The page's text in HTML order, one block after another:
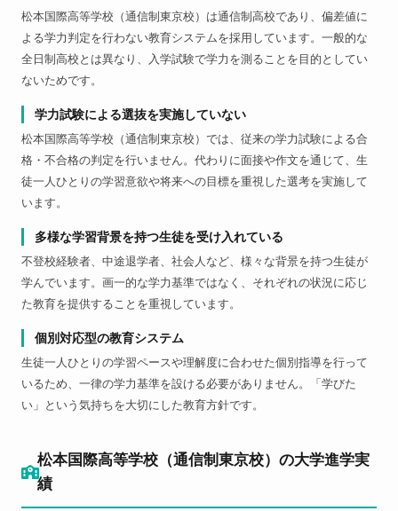
松本国際高等学校（通信制東京校）は通信制高校であり、偏差値に
よる学力判定を行わない教育システムを採用しています。一般的な
全日制高校とは異なり、入学試験で学力を測ることを目的としてい
ないためです。
学力試験による選抜を実施していない
松本国際高等学校（通信制東京校）では、従来の学力試験による合
格・不合格の判定を行いません。代わりに面接や作文を通じて、生
徒一人ひとりの学習意欲や将来への目標を重視した選考を実施して
います。
多様な学習背景を持つ生徒を受け入れている
不登校経験者、中途退学者、社会人など、様々な背景を持つ生徒が
学んでいます。画一的な学力基準ではなく、それぞれの状況に応じ
た教育を提供することを重視しています。
個別対応型の教育システム
生徒一人ひとりの学習ペースや理解度に合わせた個別指導を行って
いるため、一律の学力基準を設ける必要がありません。「学びた
い」という気持ちを大切にした教育方針です。
松本国際高等学校（通信制東京校）の大学進学実
績